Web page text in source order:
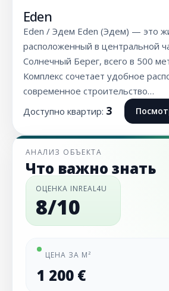
Eden
Eden / Эдем Eden (Эдем) — это
расположенный в центральной
Солнечный Берег, всего в 500
Комплекс сочетает удобное
современное строительство…
Доступно квартир: 3
АНАЛИЗ ОБЪЕКТА
Что важно знать
ОЦЕНКА INREAL4U
8/10
ЦЕНА ЗА М²
1 200 €